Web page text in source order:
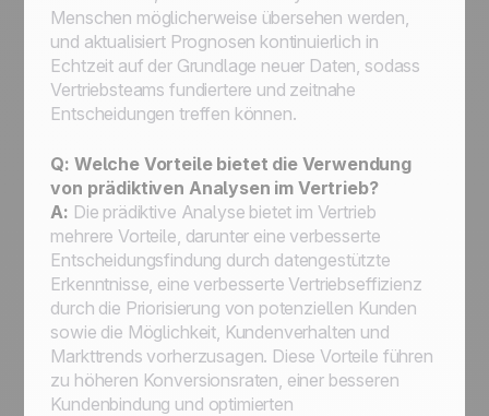
Menschen möglicherweise übersehen werden,
und aktualisiert Prognosen kontinuierlich in
Echtzeit auf der Grundlage neuer Daten, sodass
Vertriebsteams fundiertere und zeitnahe
Entscheidungen treffen können.
Q: Welche Vorteile bietet die Verwendung
von prädiktiven Analysen im Vertrieb?
A: Die prädiktive Analyse bietet im Vertrieb
mehrere Vorteile, darunter eine verbesserte
Entscheidungsfindung durch datengestützte
Erkenntnisse, eine verbesserte Vertriebseffizienz
durch die Priorisierung von potenziellen Kunden
sowie die Möglichkeit, Kundenverhalten und
Markttrends vorherzusagen. Diese Vorteile führen
zu höheren Konversionsraten, einer besseren
Kundenbindung und optimierten